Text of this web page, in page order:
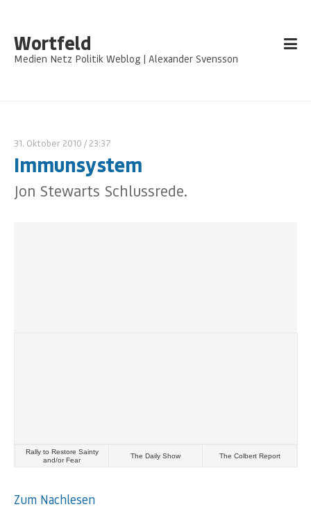
Wortfeld
Medien Netz Politik Weblog | Alexander Svensson
31. Oktober 2010 / 23:37
Immunsystem
Jon Stewarts Schlussrede.
Rally to Restore Sainty
and/or Fear
The Daily Show The Colbert Report
Zum Nachlesen